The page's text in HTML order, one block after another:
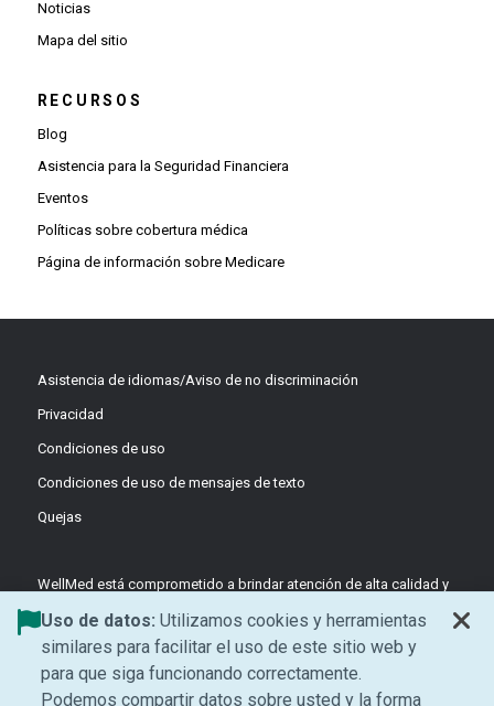
Noticias
Mapa del sitio
RECURSOS
Blog
Asistencia para la Seguridad Financiera
Eventos
Políticas sobre cobertura médica
Página de información sobre Medicare
Asistencia de idiomas/Aviso de no discriminación
Privacidad
Condiciones de uso
Condiciones de uso de mensajes de texto
Quejas
WellMed está comprometido a brindar atención de alta calidad y
basada en el valor a través de equipos coordinados y liderados
por médicos, enfocados en la prevención y el apoyo centrado en
el paciente.
©2026 WellMed Medical Management Inc.
Uso de datos: Utilizamos cookies y herramientas
similares para facilitar el uso de este sitio web y
para que siga funcionando correctamente.
Podemos compartir datos sobre usted y la forma